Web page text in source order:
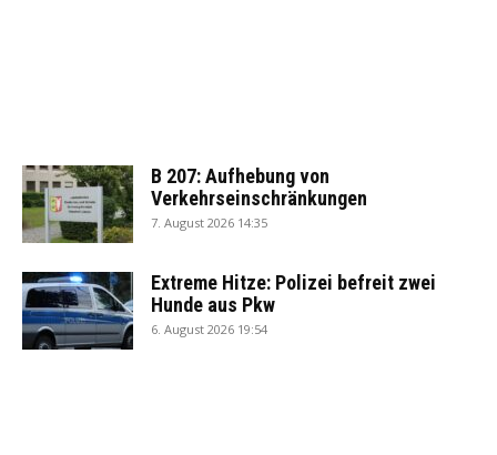
B 207: Aufhebung von
Verkehrseinschränkungen
7. August 2026 14:35
Extreme Hitze: Polizei befreit zwei
Hunde aus Pkw
6. August 2026 19:54